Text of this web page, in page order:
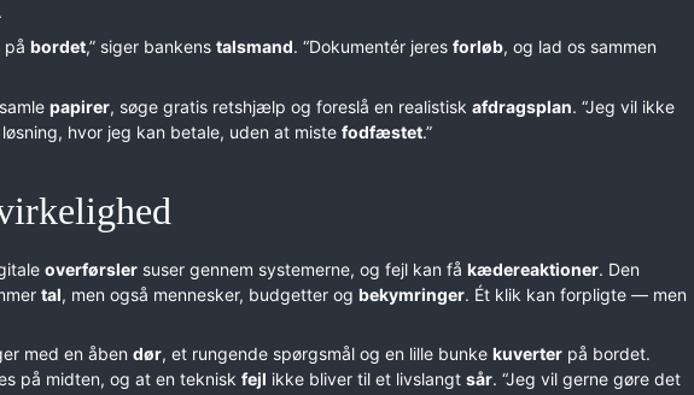
.
på bordet,” siger bankens talsmand. “Dokumentér jeres forløb, og lad os sammen
papirer, søge gratis retshjælp og foreslå en realistisk afdragsplan. “Jeg vil ikke
hvor jeg kan betale, uden at miste fodfæstet.”
overførsler suser gennem systemerne, og fejl kan få kædereaktioner. Den
tal, men også mennesker, budgetter og bekymringer. Ét klik kan forpligte — men
med en åben dør, et rungende spørgsmål og en lille bunke kuverter på bordet.
på midten, og at en teknisk fejl ikke bliver til et livslangt sår. “Jeg vil gerne gøre det